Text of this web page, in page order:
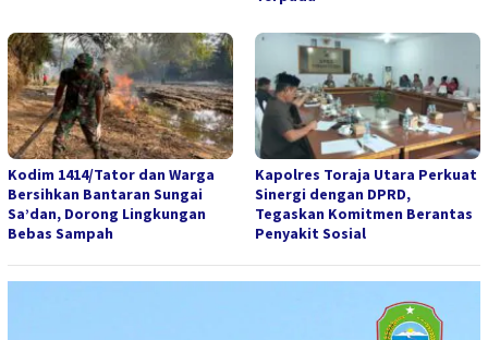
Kodim 1414/Tator dan Warga
Bersihkan Bantaran Sungai
Sa’dan, Dorong Lingkungan
Bebas Sampah
Kapolres Toraja Utara Perkuat
Sinergi dengan DPRD,
Tegaskan Komitmen Berantas
Penyakit Sosial